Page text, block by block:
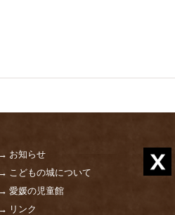
→ お知らせ
→ こどもの城について
→ 愛媛の児童館
→ リンク